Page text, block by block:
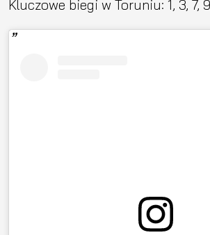
Kluczowe biegi w Toruniu: 1, 3, 7,